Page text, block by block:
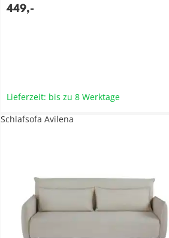
449,-
Lieferzeit: bis zu 8 Werktage
Schlafsofa Avilena